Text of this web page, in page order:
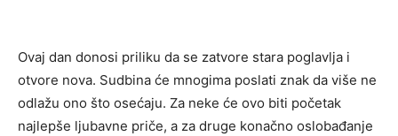
Ovaj dan donosi priliku da se zatvore stara poglavlja i
otvore nova. Sudbina će mnogima poslati znak da više ne
odlažu ono što osećaju. Za neke će ovo biti početak
najlepše ljubavne priče, a za druge konačno oslobađanje